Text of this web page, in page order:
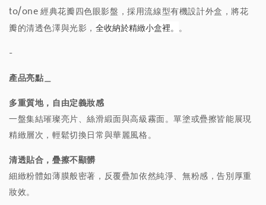
to/one 經典花瓣四色眼影盤，採用流線型有機設計外盒，將花
瓣的清透色澤與光影， 全收納於精緻小盒裡。 。
-
產品亮點＿
多重質地，自由定義妝感
一盤集結璀璨亮片、絲滑緞面與高級霧面。單塗或疊擦皆能展現
精緻層次，輕鬆切換日常與華麗風格。
清透貼合，疊擦不顯髒
細緻粉體如薄膜般密著，反覆疊加依然純淨、無粉感，告別厚重
妝效。